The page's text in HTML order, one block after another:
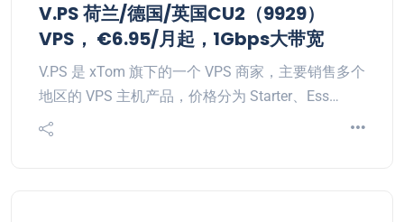
V.PS 荷兰/德国/英国CU2（9929）
VPS， €6.95/月起，1Gbps大带宽
V.PS 是 xTom 旗下的一个 VPS 商家，主要销售多个
地区的 VPS 主机产品，价格分为 Starter、Ess…